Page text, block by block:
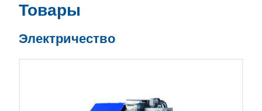
Товары
Электричество